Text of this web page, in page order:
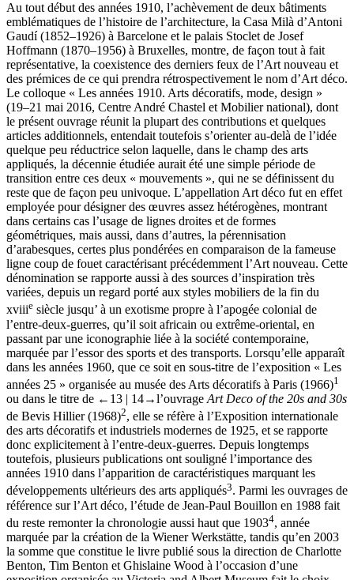
Au tout début des années 1910, l’achèvement de deux bâtiments
emblématiques de l’histoire de l’architecture, la Casa Milà d’Antoni
Gaudí (1852–1926) à Barcelone et le palais Stoclet de Josef
Hoffmann (1870–1956) à Bruxelles, montre, de façon tout à fait
représentative, la coexistence des derniers feux de l’Art nouveau et
des prémices de ce qui prendra rétrospectivement le nom d’Art déco.
Le colloque « Les années 1910. Arts décoratifs, mode, design »
(19–21 mai 2016, Centre André Chastel et Mobilier national), dont
le présent ouvrage réunit la plupart des contributions et quelques
articles additionnels, entendait toutefois s’orienter au-delà de l’idée
quelque peu réductrice selon laquelle, dans le champ des arts
appliqués, la décennie étudiée aurait été une simple période de
transition entre ces deux « mouvements », qui ne se définissent du
reste que de façon peu univoque. L’appellation Art déco fut en effet
employée pour désigner des œuvres assez hétérogènes, montrant
dans certains cas l’usage de lignes droites et de formes
géométriques, mais aussi, dans d’autres, la pérennisation
d’arabesques, certes plus pondérées en comparaison de la fameuse
ligne coup de fouet caractérisant précédemment l’Art nouveau. Cette
dénomination se rapporte aussi à des sources d’inspiration très
variées, depuis un regard porté aux styles mobiliers de la fin du
xviiie siècle jusqu’ à un exotisme propre à l’apogée colonial de
l’entre-deux-guerres, qu’il soit africain ou extrême-oriental, en
passant par une iconographie liée à la société contemporaine,
marquée par l’essor des sports et des transports. Lorsqu’elle apparaît
dans les années 1960, que ce soit en sous-titre de l’exposition « Les
années 25 » organisée au musée des Arts décoratifs à Paris (1966)1
ou dans le titre de ←13 | 14→l’ouvrage Art Deco of the 20s and 30s
de Bevis Hillier (1968)2, elle se réfère à l’Exposition internationale
des arts décoratifs et industriels modernes de 1925, et se rapporte
donc explicitement à l’entre-deux-guerres. Depuis longtemps
toutefois, plusieurs publications ont souligné l’importance des
années 1910 dans l’apparition de caractéristiques marquant les
développements ultérieurs des arts appliqués3. Parmi les ouvrages de
référence sur l’Art déco, l’étude de Jean-Paul Bouillon en 1988 fait
du reste remonter la chronologie aussi haut que 19034, année
marquée par la création de la Wiener Werkstätte, tandis qu’en 2003
la somme que constitue le livre publié sous la direction de Charlotte
Benton, Tim Benton et Ghislaine Wood à l’occasion d’une